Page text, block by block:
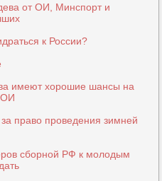
от ОИ, Минспорт и
к России?
имеют хорошие шансы на
ОИ
право проведения зимней
сборной РФ к молодым